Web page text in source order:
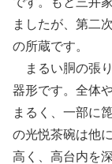
ましたが、第二
の所蔵です。
まるい胴の張
器形です。全体
まるく、一部に
の光悦茶碗は他
高く、高台内を